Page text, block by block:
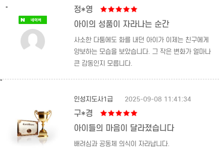
"
정*영
아이의 성품이 자라나는 순간
사소한 다툼에도 화를 내던 아이가 이제는 친구에게
양보하는 모습을 보았습니다. 그 작은 변화가 얼마나
큰 감동인지 모릅니다.
"
인성지도사1급 2025-09-08 11:41:34
구*경
아이들의 마음이 달라졌습니다
배려심과 공동체 의식이 자라납니다.